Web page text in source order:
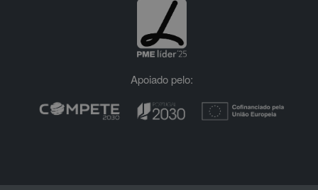
Apoiado pelo: